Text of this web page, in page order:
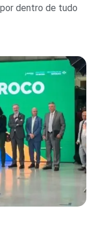
dentro de tudo